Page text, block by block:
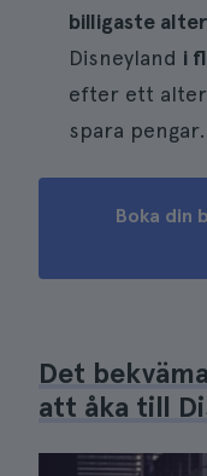
billigaste
Disneyland i
efter ett
spara pengar.
Boka din
Det
att åka till